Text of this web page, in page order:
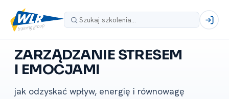
ZARZĄDZANIE STRESEM
I EMOCJAMI
jak odzyskać wpływ, energię i równowagę